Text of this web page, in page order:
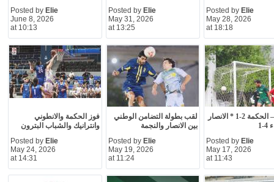
Posted by Elie
June 8, 2026
at 10:13
Posted by Elie
May 31, 2026
at 13:25
Posted by Elie
May 28, 2026
at 18:18
فوز الحكمة والانطوني
وانترانيك والشباب البترون
Posted by Elie
May 24, 2026
at 14:31
لقب بطولة التضامن الوطني
بين الانصار والنجمة
Posted by Elie
May 19, 2026
at 11:24
النجمة – الحكمة 2-1 * الانصار
1
Posted by Elie
May 17, 2026
at 11:43